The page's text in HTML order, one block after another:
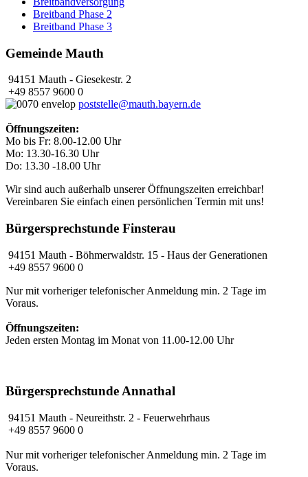
Breitband Phase 2
Breitband Phase 3
Gemeinde Mauth
94151 Mauth - Giesekestr. 2
+49 8557 9600 0
poststelle@mauth.bayern.de
Öffnungszeiten:
Mo bis Fr: 8.00-12.00 Uhr
Mo: 13.30-16.30 Uhr
Do: 13.30 -18.00 Uhr
Wir sind auch außerhalb unserer Öffnungszeiten erreichbar!
Vereinbaren Sie einfach einen persönlichen Termin mit uns!
Bürgersprechstunde Finsterau
94151 Mauth - Böhmerwaldstr. 15 - Haus der Generationen
+49 8557 9600 0
Nur mit vorheriger telefonischer Anmeldung min. 2 Tage im
Voraus.
Öffnungszeiten:
Jeden ersten Montag im Monat von 11.00-12.00 Uhr
Bürgersprechstunde Annathal
94151 Mauth - Neureithstr. 2 - Feuerwehrhaus
+49 8557 9600 0
Nur mit vorheriger telefonischer Anmeldung min. 2 Tage im
Voraus.